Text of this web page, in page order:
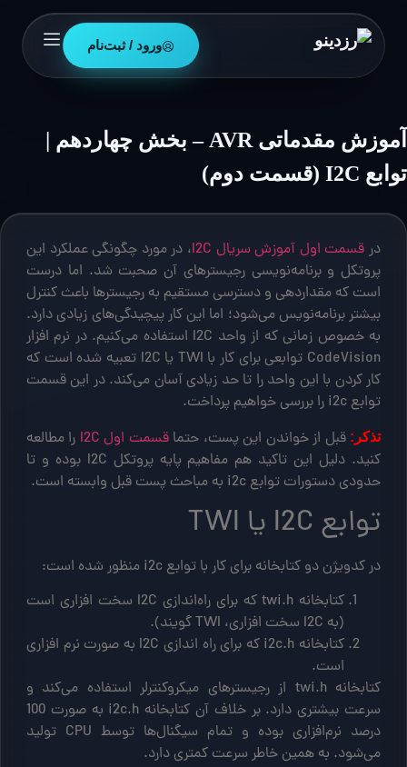
ورود / ثبت‌نام
آموزش مقدماتی AVR – بخش چهاردهم |
توابع I2C (قسمت دوم)
در قسمت اول آموزش سریال I2C
، در مورد چگونگی عملکرد این
پروتکل و برنامه‌نویسی رجیسترهای آن صحبت شد. اما درست
است که مقداردهی و دسترسی مستقیم به رجیسترها باعث کنترل
بیشتر برنامه‌نویس می‌شود؛ اما این کار پیچیدگی‌های زیادی دارد.
به خصوص زمانی که از واحد I2C استفاده می‌کنیم. در نرم افزار
CodeVision توابعی برای کار با TWI یا I2C تعبیه شده است که
کار کردن با این واحد را تا حد زیادی آسان می‌کند. در این قسمت
توابع i2c را بررسی خواهیم پرداخت.
تذکر: قبل از خواندن این پست، حتماقسمت اول I2C
را مطالعه
کنید. دلیل این تاکید هم مفاهیم پایه پروتکل I2C بوده و تا
حدودی دستورات توابع i2c به مباحث پست قبل وابسته است.
توابع I2C یا TWI
در کدویژن دو کتابخانه برای کار با توابع i2c منظور شده است:
کتابخانه twi.h که برای راه‌اندازی I2C سخت افزاری است
(به I2C سخت افزاری، TWI گویند).
کتابخانه i2c.h که برای راه اندازی I2C به صورت نرم افزاری
است.
کتابخانه twi.h از رجیسترهای میکروکنترلر استفاده می‌کند و
سرعت بیشتری دارد. بر خلاف آن کتابخانه i2c.h به صورت 100
درصد نرم‌افزاری بوده و تمام سیگنال‌ها توسط CPU تولید
می‌شود. به همین خاطر سرعت کمتری دارد.